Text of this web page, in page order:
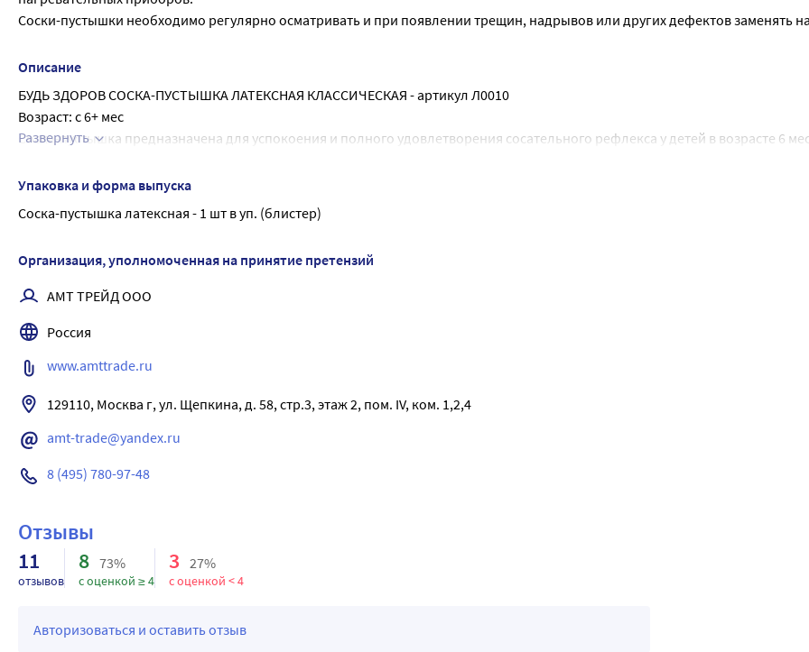
Соски-пустышки необходимо регулярно осматривать и при появлении трещин, надрывов или других дефектов заменять
Описание
БУДЬ ЗДОРОВ СОСКА-ПУСТЫШКА ЛАТЕКСНАЯ КЛАССИЧЕСКАЯ - артикул Л0010
Возраст: с 6+ мес
Соска-пустышка предназначена для успокоения и полного удовлетворения сосательного рефлекса у детей в возрасте 6
Указанный возраст является ориентировочным и полностью зависит от индивидуальных особенностей ребенка.
Соска-пустышка латексная с классическим (круглым) баллончиком
Соска-пустышка имеет дренажные отверстия.
Не содержит бисфенол-А.
100% натуральный латекс.
Развернуть
Упаковка и форма выпуска
Соска-пустышка латексная - 1 шт в уп. (блистер)
Организация, уполномоченная на принятие претензий
АМТ ТРЕЙД ООО
Россия
www.amttrade.ru
amt-trade@yandex.ru
8 (495) 780-97-48
Отзывы
11
отзывов
8 73%
с оценкой ≥ 4
3 27%
с оценкой < 4
Авторизоваться и оставить отзыв